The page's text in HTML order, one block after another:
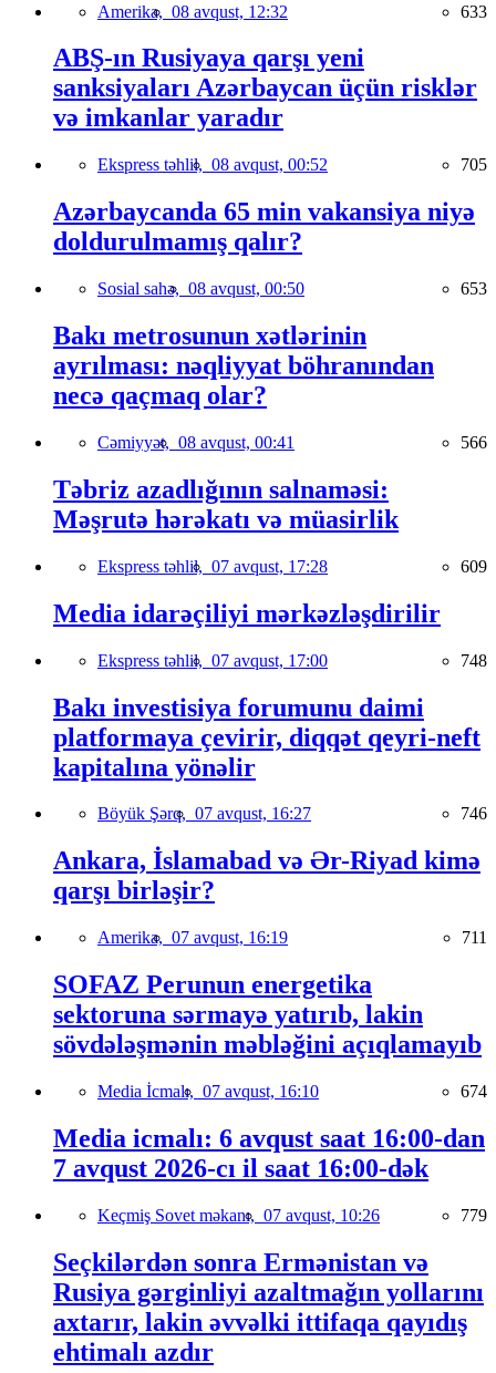
Amerika, 08 avqust, 12:32 633
ABŞ-ın Rusiyaya qarşı yeni
sanksiyaları Azərbaycan üçün risklər
və imkanlar yaradır
Ekspress təhlil, 08 avqust, 00:52 705
Azərbaycanda 65 min vakansiya niyə
doldurulmamış qalır?
Sosial sahə, 08 avqust, 00:50 653
Bakı metrosunun xətlərinin
ayrılması: nəqliyyat böhranından
necə qaçmaq olar?
Cəmiyyət, 08 avqust, 00:41 566
Təbriz azadlığının salnaməsi:
Məşrutə hərəkatı və müasirlik
Ekspress təhlil, 07 avqust, 17:28 609
Media idarəçiliyi mərkəzləşdirilir
Ekspress təhlil, 07 avqust, 17:00 748
Bakı investisiya forumunu daimi
platformaya çevirir, diqqət qeyri-neft
kapitalına yönəlir
Böyük Şərq, 07 avqust, 16:27 746
Ankara, İslamabad və Ər-Riyad kimə
qarşı birləşir?
Amerika, 07 avqust, 16:19 711
SOFAZ Perunun energetika
sektoruna sərmayə yatırıb, lakin
sövdələşmənin məbləğini açıqlamayıb
Media İcmalı, 07 avqust, 16:10 674
Media icmalı: 6 avqust saat 16:00-dan
7 avqust 2026-cı il saat 16:00-dək
Keçmiş Sovet məkanı, 07 avqust, 10:26 779
Seçkilərdən sonra Ermənistan və
Rusiya gərginliyi azaltmağın yollarını
axtarır, lakin əvvəlki ittifaqa qayıdış
ehtimalı azdır